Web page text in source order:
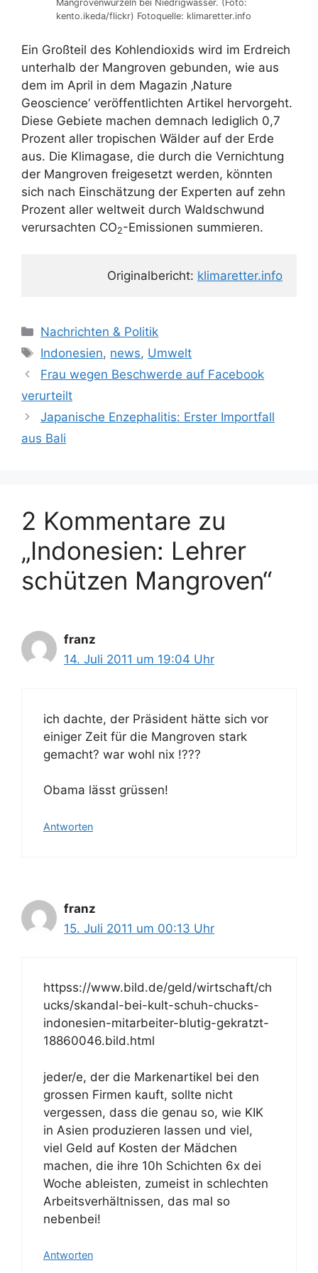
Mangrovenwurzeln bei Niedrigwasser. (Foto:
kento.ikeda/flickr) Fotoquelle: klimaretter.info
Ein Großteil des Kohlendioxids wird im Erdreich
unterhalb der Mangroven gebunden, wie aus
dem im April in dem Magazin ‚Nature
Geoscience‘ veröffentlichten Artikel hervorgeht.
Diese Gebiete machen demnach lediglich 0,7
Prozent aller tropischen Wälder auf der Erde
aus. Die Klimagase, die durch die Vernichtung
der Mangroven freigesetzt werden, könnten
sich nach Einschätzung der Experten auf zehn
Prozent aller weltweit durch Waldschwund
verursachten CO2-Emissionen summieren.
Originalbericht: klimaretter.info
K
a
e
g
o
r
Nachrichten & Politik
S
c
l
a
g
e
r
Indonesien, news, Umwelt
Frau wegen Beschwerde auf Facebook
verurteilt
Japanische Enzephalitis: Erster Importfall
aus Bali
2 Kommentare zu
„Indonesien: Lehrer
schützen Mangroven“
franz
14. Juli 2011 um 19:04 Uhr
ich dachte, der Präsident hätte sich vor
einiger Zeit für die Mangroven stark
gemacht? war wohl nix !???
Obama lässt grüssen!
Antworten
franz
15. Juli 2011 um 00:13 Uhr
httpss://www.bild.de/geld/wirtschaft/ch
ucks/skandal-bei-kult-schuh-chucks-
indonesien-mitarbeiter-blutig-gekratzt-
18860046.bild.html
jeder/e, der die Markenartikel bei den
grossen Firmen kauft, sollte nicht
vergessen, dass die genau so, wie KIK
in Asien produzieren lassen und viel,
viel Geld auf Kosten der Mädchen
machen, die ihre 10h Schichten 6x dei
Woche ableisten, zumeist in schlechten
Arbeitsverhältnissen, das mal so
nebenbei!
Antworten